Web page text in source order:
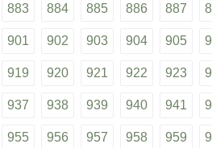
883 884 885 886 887
901 902 903 904 905
919 920 921 922 923
937 938 939 940 941
955 956 957 958 959